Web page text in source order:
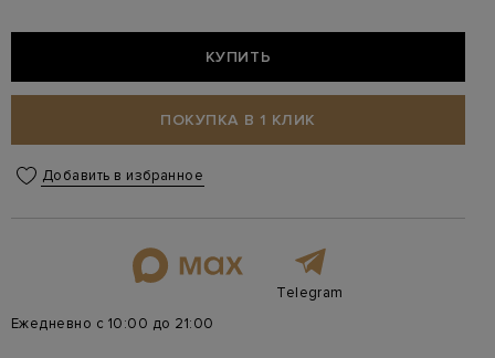
КУПИТЬ
ПОКУПКА В 1 КЛИК
Добавить в избранное
Telegram
Ежедневно с 10:00 до 21:00